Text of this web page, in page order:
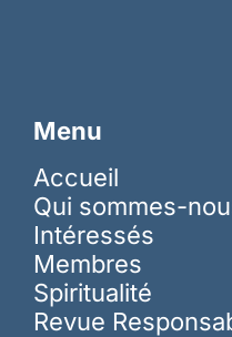
Menu
Accueil
Qui sommes-
Intéressés
Membres
Spiritualité
Revue